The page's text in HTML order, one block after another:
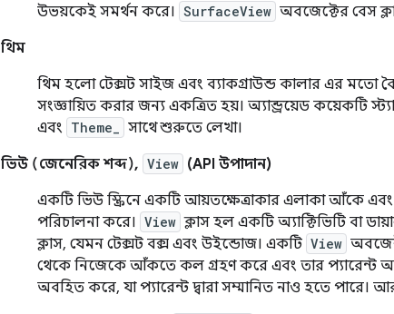
উভয়কেই সমর্থন করে। SurfaceView অবজেক্টের বেস
থিম
থিম হলো টেক্সট সাইজ এবং ব্যাকগ্রাউন্ড কালার এর মতো
সংজ্ঞায়িত করার জন্য একত্রিত হয়। অ্যান্ড্রয়েড কয়েকটি
এবং Theme_
সাথে শুরুতে লেখা।
ভিউ (জেনেরিক শব্দ), View (API উপাদান)
একটি ভিউ স্ক্রিনে একটি আয়তক্ষেত্রাকার এলাকা আঁকে
পরিচালনা করে। View ক্লাস হল একটি অ্যাক্টিভিটি বা
ক্লাস, যেমন টেক্সট বক্স এবং উইন্ডোজ। একটি View
থেকে নিজেকে আঁকতে কল গ্রহণ করে এবং তার প্যারেন্ট
অবহিত করে, যা প্যারেন্ট দ্বারা সম্মানিত নাও হতে পারে।